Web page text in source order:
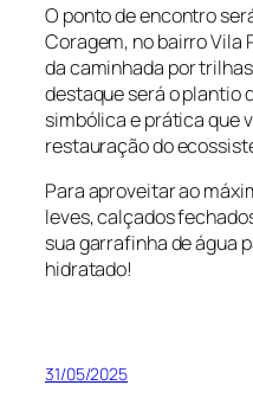
O ponto de encontro
Coragem, no bairro Vila
da caminhada por
destaque será o plantio
simbólica e prática que
restauração do
Para aproveitar ao
leves, calçados
sua garrafinha de água
hidratado!
31/05/2025